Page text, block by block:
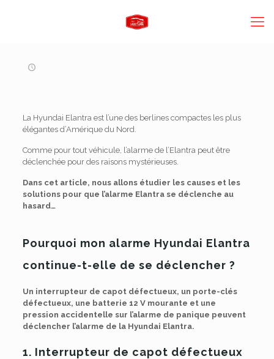
La Hyundai Elantra est l’une des berlines compactes les plus
élégantes d’Amérique du Nord.
Comme pour tout véhicule, l’alarme de l’Elantra peut être
déclenchée pour des raisons mystérieuses.
Dans cet article, nous allons étudier les causes et les
solutions pour que l’alarme Elantra se déclenche au
hasard…
Pourquoi mon alarme Hyundai Elantra
continue-t-elle de se déclencher ?
Un interrupteur de capot défectueux, un porte-clés
défectueux, une batterie 12 V mourante et une
pression accidentelle sur l’alarme de panique peuvent
déclencher l’alarme de la Hyundai Elantra.
1. Interrupteur de capot défectueux